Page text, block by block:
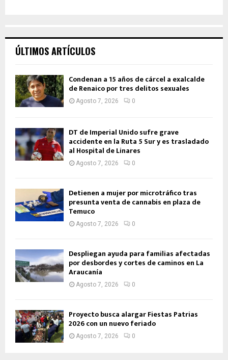
ÚLTIMOS ARTÍCULOS
Condenan a 15 años de cárcel a exalcalde
de Renaico por tres delitos sexuales
Agosto 7, 2026 0
DT de Imperial Unido sufre grave
accidente en la Ruta 5 Sur y es trasladado
al Hospital de Linares
Agosto 7, 2026 0
Detienen a mujer por microtráfico tras
presunta venta de cannabis en plaza de
Temuco
Agosto 7, 2026 0
Despliegan ayuda para familias afectadas
por desbordes y cortes de caminos en La
Araucanía
Agosto 7, 2026 0
Proyecto busca alargar Fiestas Patrias
2026 con un nuevo feriado
Agosto 7, 2026 0